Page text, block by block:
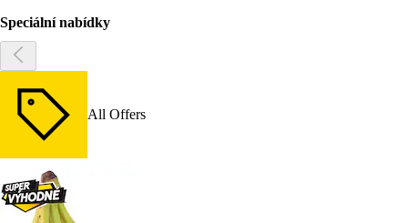
Speciální nabídky
All Offers